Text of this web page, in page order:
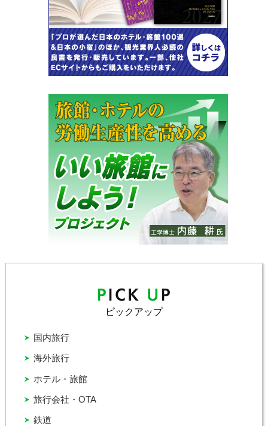
ピックアップ
ホテル・旅館
国内旅行
旅行会社・OTA
海外旅行
鉄道